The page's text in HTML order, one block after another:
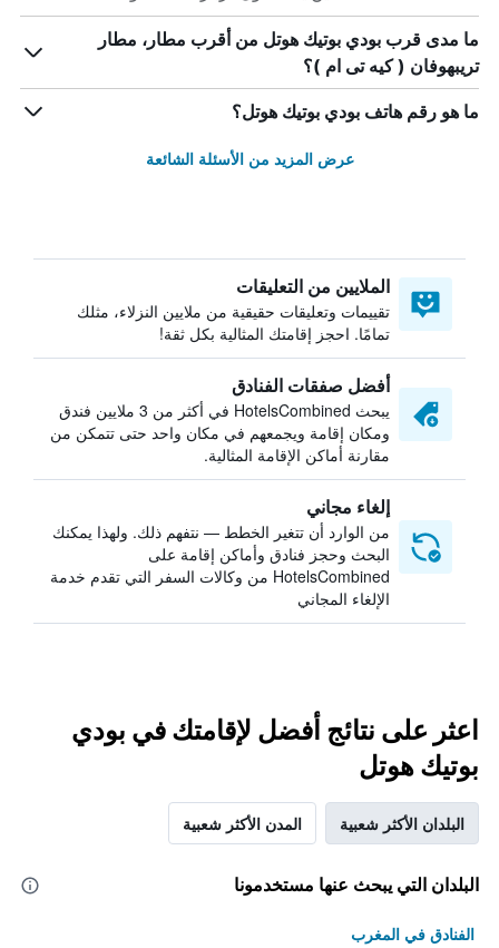
ما مدى قرب بودي بوتيك هوتل من أقرب مطار، مطار
تريبهوفان ( كيه تى ام )؟
ما هو رقم هاتف بودي بوتيك هوتل؟
عرض المزيد من الأسئلة الشائعة
الملايين من التعليقات
تقييمات وتعليقات حقيقية من ملايين النزلاء، مثلك
تمامًا. احجز إقامتك المثالية بكل ثقة!
أفضل صفقات الفنادق
يبحث HotelsCombined في أكثر من 3 ملايين فندق
ومكان إقامة ويجمعهم في مكان واحد حتى تتمكن من
مقارنة أماكن الإقامة المثالية.
إلغاء مجاني
من الوارد أن تتغير الخطط — نتفهم ذلك. ولهذا يمكنك
البحث وحجز فنادق وأماكن إقامة على
HotelsCombined من وكالات السفر التي تقدم خدمة
الإلغاء المجاني
اعثر على نتائج أفضل لإقامتك في بودي
بوتيك هوتل
البلدان الأكثر شعبية المدن الأكثر شعبية
البلدان التي يبحث عنها مستخدمونا
الفنادق في المغرب